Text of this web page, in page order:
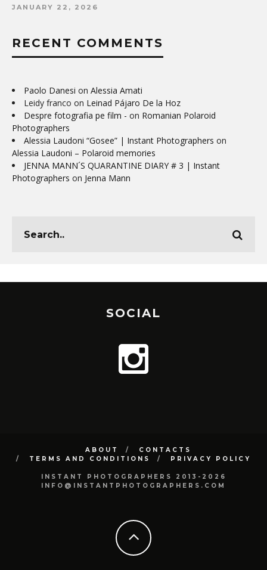
JANUARY 22, 2026
RECENT COMMENTS
Paolo Danesi on Alessia Amati
Leidy franco on Leinad Pájaro De la Hoz
Despre fotografia pe film - on Romanian Polaroid
Photographers
Alessia Laudoni “Gosee” | Instant Photographers on
Alessia Laudoni – Polaroid memories
JENNA MANN´S QUARANTINE DIARY # 3 | Instant
Photographers on Jenna Mann
SOCIAL
ABOUT
CONTACTS
TERMS AND CONDITIONS
PRIVACY POLICY
INSTANT PHOTOGRAPHERS 2013-2026
INFO@INSTANTPHOTOGRAPHERS.COM